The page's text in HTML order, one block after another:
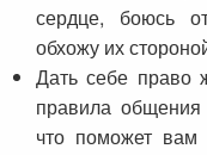
сердце, боюсь
обхожу их
Дать себе право
правила
что поможет